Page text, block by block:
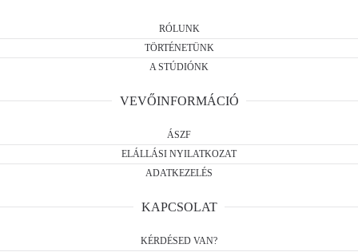
RÓLUNK
TÖRTÉNETÜNK
A STÚDIÓNK
VEVŐINFORMÁCIÓ
ÁSZF
ELÁLLÁSI NYILATKOZAT
ADATKEZELÉS
KAPCSOLAT
KÉRDÉSED VAN?